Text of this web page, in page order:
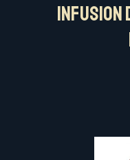
Infusion